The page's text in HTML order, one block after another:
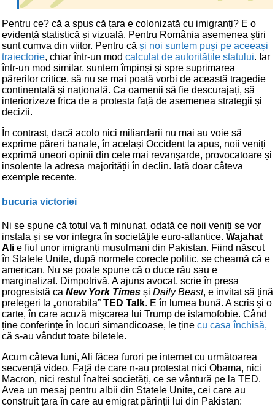
Pentru ce? că a spus că țara e colonizată cu imigranți? E o
evidență statistică și vizuală. Pentru România asemenea știri
sunt cumva din viitor. Pentru că și noi suntem puși pe aceeași
traiectorie, chiar într-un mod calculat de autoritățile statului. Iar
într-un mod similar, suntem împinși și spre suprimarea
părerilor critice, să nu se mai poată vorbi de această tragedie
continentală și națională. Ca oamenii să fie descurajați, să
interiorizeze frica de a protesta față de asemenea strategii și
decizii.
În contrast, dacă acolo nici miliardarii nu mai au voie să
exprime păreri banale, în același Occident la apus, noii veniți
exprimă uneori opinii din cele mai revanșarde, provocatoare și
insolente la adresa majorității în declin. Iată doar câteva
exemple recente.
bucuria victoriei
Ni se spune că totul va fi minunat, odată ce noii veniți se vor
instala și se vor integra în societățile euro-atlantice. Wajahat
Ali e fiul unor imigranți musulmani din Pakistan. Fiind născut
în Statele Unite, după normele corecte politic, se cheamă că e
american. Nu se poate spune că o duce rău sau e
marginalizat. Dimpotrivă. A ajuns avocat, scrie în presa
progresistă ca New York Times și Daily Beast, e invitat să țină
prelegeri la „onorabila” TED Talk. E în lumea bună. A scris și o
carte, în care acuză mișcarea lui Trump de islamofobie. Când
ține conferințe în locuri simandicoase, le ține cu casa închisă,
că s-au vândut toate biletele.
Acum câteva luni, Ali făcea furori pe internet cu următoarea
secvență video. Față de care n-au protestat nici Obama, nici
Macron, nici restul înaltei societăți, ce se vântură pe la TED.
Avea un mesaj pentru albii din Statele Unite, cei care au
construit țara în care au emigrat părinții lui din Pakistan: